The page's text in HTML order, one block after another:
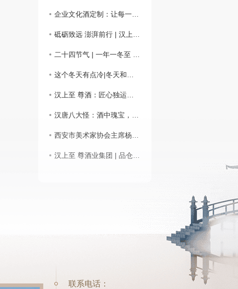
企业文化酒定制：让每一滴酒都承载品牌温度与文化重量
砥砺致远 澎湃前行 | 汉上 至 尊 酒业集团新年祝语
二十四节气 | 一年一冬至 酒韵饺溢香
这个冬天有点冷|冬天和酒来一场暖心约会
汉上至 尊酒：匠心独运的酿造工艺
汉唐八大怪：酒中瑰宝，传承经典
西安市美术家协会主席杨霜林莅临汉上..酒业集团：强化沟通对接，共铸文化名酒
汉上至 尊酒业集团 | 品仓圣原浆 溯汉字根源 护华夏文脉
联系电话：